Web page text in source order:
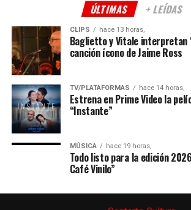
ÚLTIMAS + LEÍDAS
CLIPS hace 13 horas,
Baglietto y Vitale interpretan
canción ícono de Jaime Ross
TV/PLATAFORMAS hace 14 horas,
Estrena en Prime Video la
“Instante”
MÚSICA hace 19 horas,
Todo listo para la edición
Café Vinilo”